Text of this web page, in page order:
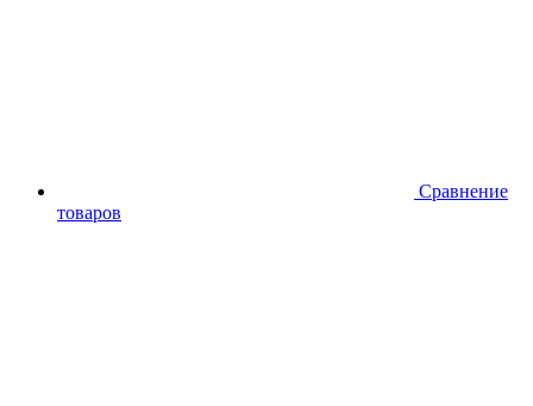
Сравнение
товаров